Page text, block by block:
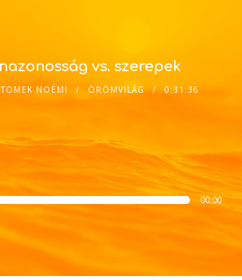
vs. szerepek
TOMEK NOÉMI ÖRÖMVILÁG 0:31:36
00:00